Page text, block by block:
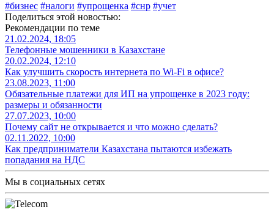
#бизнес #налоги #упрощенка #снр #учет
Поделиться этой новостью:
Рекомендации по теме
21.02.2024, 18:05
Телефонные мошенники в Казахстане
20.02.2024, 12:10
Как улучшить скорость интернета по Wi-Fi в офисе?
23.08.2023, 11:00
Обязательные платежи для ИП на упрощенке в 2023 году:
размеры и обязанности
27.07.2023, 10:00
Почему сайт не открывается и что можно сделать?
02.11.2022, 10:00
Как предприниматели Казахстана пытаются избежать
попадания на НДС
Мы в социальных сетях